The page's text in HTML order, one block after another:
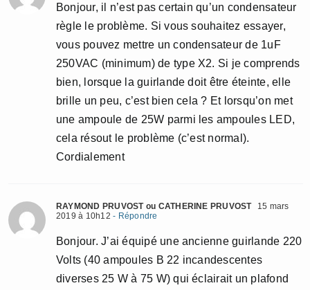
Bonjour, il n’est pas certain qu’un condensateur
règle le problème. Si vous souhaitez essayer,
vous pouvez mettre un condensateur de 1uF
250VAC (minimum) de type X2. Si je comprends
bien, lorsque la guirlande doit être éteinte, elle
brille un peu, c’est bien cela ? Et lorsqu’on met
une ampoule de 25W parmi les ampoules LED,
cela résout le problème (c’est normal).
Cordialement
RAYMOND PRUVOST ou CATHERINE PRUVOST
15 mars
2019 à 10h12 - Répondre
Bonjour. J’ai équipé une ancienne guirlande 220
Volts (40 ampoules B 22 incandescentes
diverses 25 W à 75 W) qui éclairait un plafond